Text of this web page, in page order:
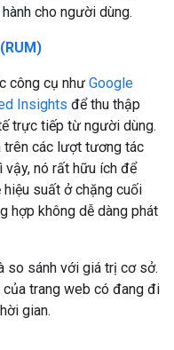
cho người dùng.
công cụ như Google
Insights để thu thập
trực tiếp từ người dùng.
các lượt tương tác
nó rất hữu ích để
suất ở chặng cuối
hợp không dễ dàng phát
so sánh với giá trị cơ sở.
trang web có đang đi
gian.